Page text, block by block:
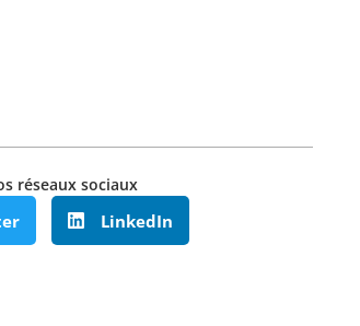
réseaux sociaux
LinkedIn